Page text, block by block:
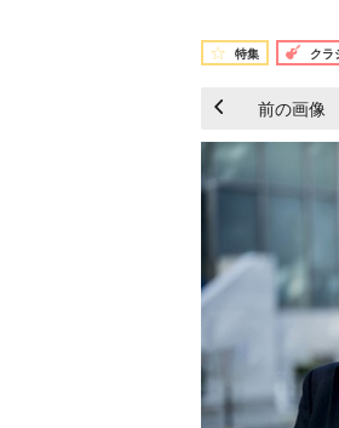
特集 クラ
前の画像